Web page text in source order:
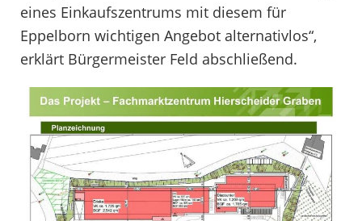
eines Einkaufszentrums mit diesem für
Eppelborn wichtigen Angebot alternativlos“,
erklärt Bürgermeister Feld abschließend.